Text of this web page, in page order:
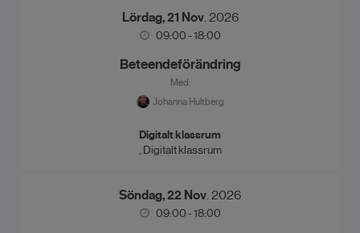
Lördag, 21 Nov. 2026
09:00 - 18:00
Beteendeförändring
Med:
Johanna Hultberg
Digitalt klassrum
, Digitalt klassrum
Söndag, 22 Nov. 2026
09:00 - 18:00